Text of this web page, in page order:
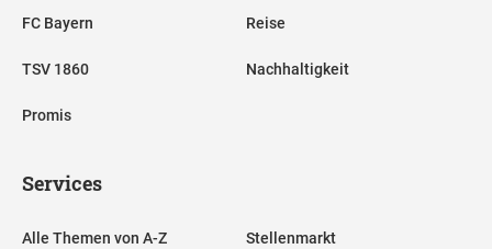
FC Bayern
TSV 1860
Promis
Reise
Nachhaltigkeit
Services
Alle Themen von A-Z Stellenmarkt